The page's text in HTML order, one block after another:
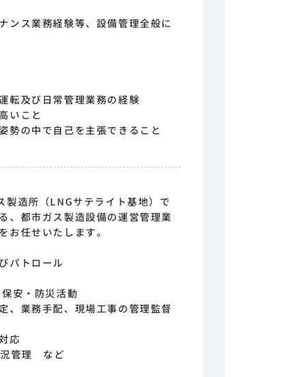
ンス業務経験等、設備管理全般に
転及び日常管理業務の経験
いこと
勢の中で自己を主張できること
製造所（LNGサテライト基地）で
、都市ガス製造設備の運営管理業
お任せいたします。
パトロール
安・防災活動
、業務手配、現場工事の管理監督
応
況管理 など